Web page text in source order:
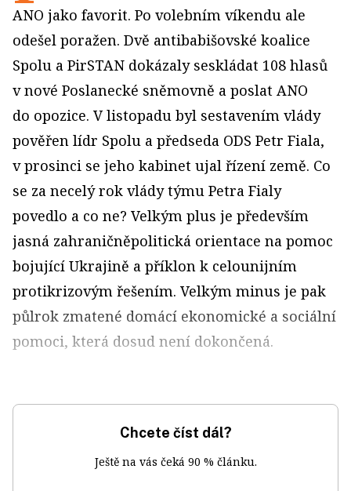
ANO jako favorit. Po volebním víkendu ale
odešel poražen. Dvě antibabišovské koalice
Spolu a PirSTAN dokázaly seskládat 108 hlasů
v nové Poslanecké sněmovně a poslat ANO
do opozice. V listopadu byl sestavením vlády
pověřen lídr Spolu a předseda ODS Petr Fiala,
v prosinci se jeho kabinet ujal řízení země. Co
se za necelý rok vlády týmu Petra Fialy
povedlo a co ne? Velkým plus je především
jasná zahraničněpolitická orientace na pomoc
bojující Ukrajině a příklon k celounijním
protikrizovým řešením. Velkým minus je pak
půlrok zmatené domácí ekonomické a sociální
pomoci, která dosud není dokončená.
Chcete číst dál?
Ještě na vás čeká 90 % článku.